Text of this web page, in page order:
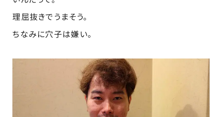
理屈抜きでうまそう。
ちなみに穴子は嫌い。